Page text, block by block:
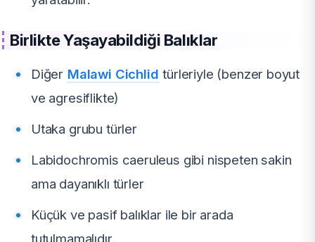
Birlikte Yaşayabildiği Balıklar
Diğer Malawi Cichlid türleriyle (benzer boyut
ve agresiflikte)
Utaka grubu türler
Labidochromis caeruleus gibi nispeten sakin
ama dayanıklı türler
Küçük ve pasif balıklar ile bir arada
tutulmamalıdır.